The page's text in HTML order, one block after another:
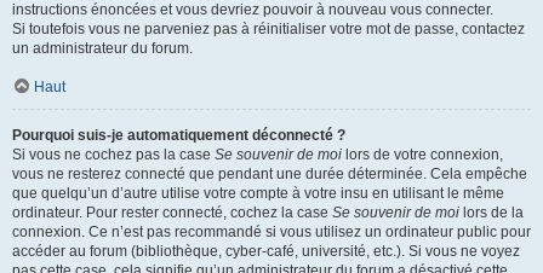
instructions énoncées et vous devriez pouvoir à nouveau vous connecter.
Si toutefois vous ne parveniez pas à réinitialiser votre mot de passe, contactez
un administrateur du forum.
Haut
Pourquoi suis-je automatiquement déconnecté ?
Si vous ne cochez pas la case Se souvenir de moi lors de votre connexion,
vous ne resterez connecté que pendant une durée déterminée. Cela empêche
que quelqu’un d’autre utilise votre compte à votre insu en utilisant le même
ordinateur. Pour rester connecté, cochez la case Se souvenir de moi lors de la
connexion. Ce n’est pas recommandé si vous utilisez un ordinateur public pour
accéder au forum (bibliothèque, cyber-café, université, etc.). Si vous ne voyez